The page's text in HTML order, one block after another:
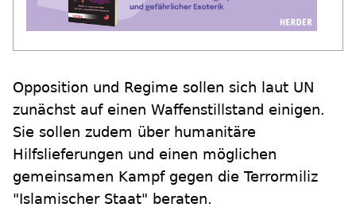
Opposition und Regime sollen sich laut UN
zunächst auf einen Waffenstillstand einigen.
Sie sollen zudem über humanitäre
Hilfslieferungen und einen möglichen
gemeinsamen Kampf gegen die Terrormiliz
"Islamischer Staat" beraten.